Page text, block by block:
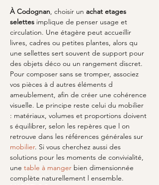
À Codognan, choisir un achat etages
selettes implique de penser usage et
circulation. Une étagère peut accueillir
livres, cadres ou petites plantes, alors qu
une sellettes sert souvent de support pour
des objets déco ou un rangement discret.
Pour composer sans se tromper, associez
vos pièces à d autres éléments d
ameublement, afin de créer une cohérence
visuelle. Le principe reste celui du mobilier
: matériaux, volumes et proportions doivent
s équilibrer, selon les repères que l on
retrouve dans les références générales sur
mobilier. Si vous cherchez aussi des
solutions pour les moments de convivialité,
une table à manger bien dimensionnée
complète naturellement l ensemble.